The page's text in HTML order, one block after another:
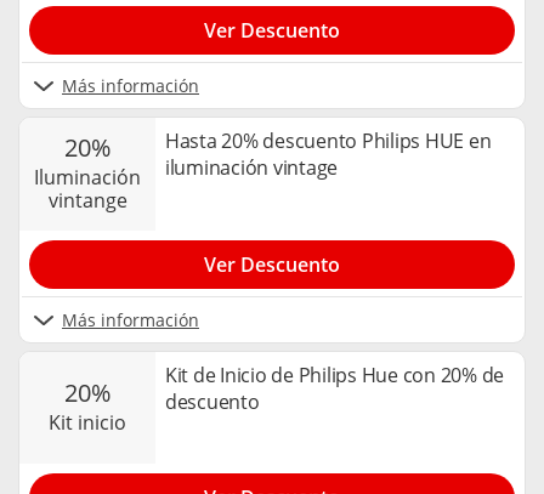
Más información
Ver Descuento
20%
iluminación
vintange
Hasta 20% descuento Philips HUE en
iluminación vintage
Más información
Ver Descuento
20%
kit inicio
Kit de Inicio de Philips Hue con 20% de
descuento